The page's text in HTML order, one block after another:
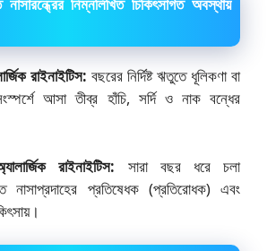
রাইনাইটিস: বছরের নির্দিষ্ট ঋতুতে ধূলিকণা বা
আসা তীব্র হাঁচি, সর্দি ও নাক বন্ধের
রাইনাইটিস: সারা বছর ধরে চলা
নাসাপ্রদাহের প্রতিষেধক (প্রতিরোধক) এবং